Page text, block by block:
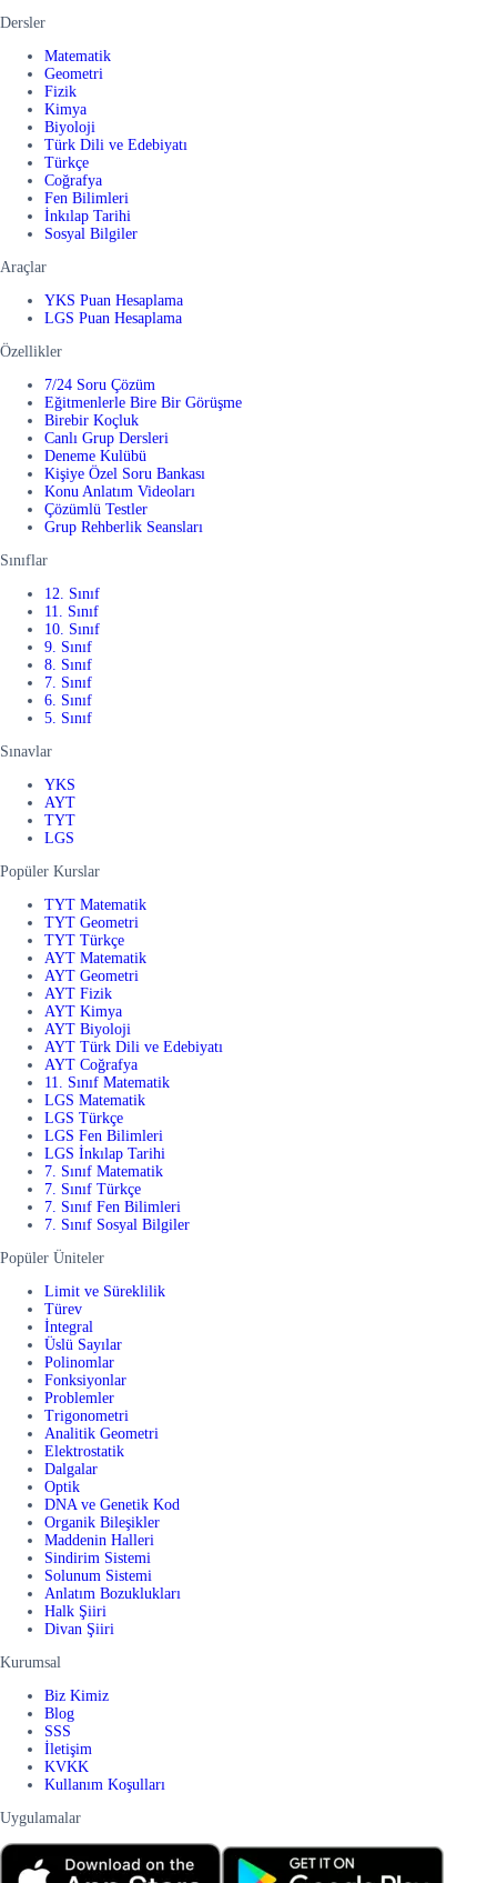
Dersler
Matematik
Geometri
Fizik
Kimya
Biyoloji
Türk Dili ve Edebiyatı
Türkçe
Coğrafya
Fen Bilimleri
İnkılap Tarihi
Sosyal Bilgiler
Araçlar
YKS Puan Hesaplama
LGS Puan Hesaplama
Özellikler
7/24 Soru Çözüm
Eğitmenlerle Bire Bir Görüşme
Birebir Koçluk
Canlı Grup Dersleri
Deneme Kulübü
Kişiye Özel Soru Bankası
Konu Anlatım Videoları
Çözümlü Testler
Grup Rehberlik Seansları
Sınıflar
12. Sınıf
11. Sınıf
10. Sınıf
9. Sınıf
8. Sınıf
7. Sınıf
6. Sınıf
5. Sınıf
Sınavlar
YKS
AYT
TYT
LGS
Popüler Kurslar
TYT Matematik
TYT Geometri
TYT Türkçe
AYT Matematik
AYT Geometri
AYT Fizik
AYT Kimya
AYT Biyoloji
AYT Türk Dili ve Edebiyatı
AYT Coğrafya
11. Sınıf Matematik
LGS Matematik
LGS Türkçe
LGS Fen Bilimleri
LGS İnkılap Tarihi
7. Sınıf Matematik
7. Sınıf Türkçe
7. Sınıf Fen Bilimleri
7. Sınıf Sosyal Bilgiler
Popüler Üniteler
Limit ve Süreklilik
Türev
İntegral
Üslü Sayılar
Polinomlar
Fonksiyonlar
Problemler
Trigonometri
Analitik Geometri
Elektrostatik
Dalgalar
Optik
DNA ve Genetik Kod
Organik Bileşikler
Maddenin Halleri
Sindirim Sistemi
Solunum Sistemi
Anlatım Bozuklukları
Halk Şiiri
Divan Şiiri
Kurumsal
Biz Kimiz
Blog
SSS
İletişim
KVKK
Kullanım Koşulları
Uygulamalar